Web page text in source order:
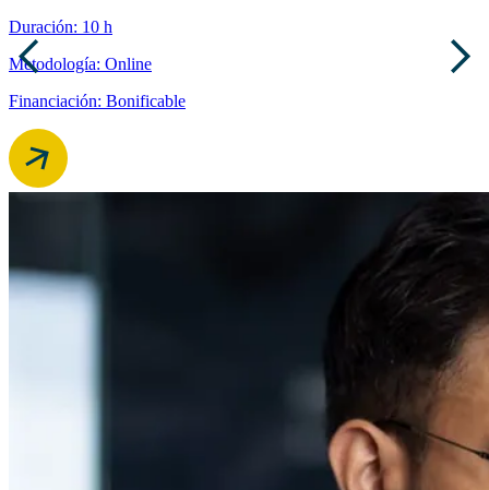
Duración: 10 h
Metodología: Online
Financiación: Bonificable